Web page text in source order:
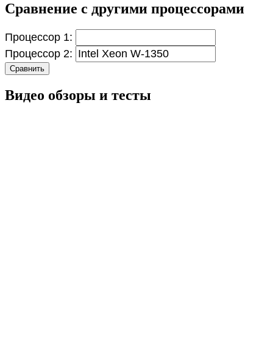
Сравнение с другими процессорами
Процессор 1:
Процессор 2:
Сравнить
Видео обзоры и тесты